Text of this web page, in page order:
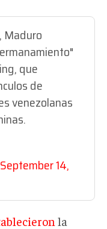
Maduro
que
de
venezolanas
September 14,
la